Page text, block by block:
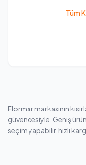
Tüm
Flormar markasının
güvencesiyle. Geniş
seçim yapabilir, hızlı